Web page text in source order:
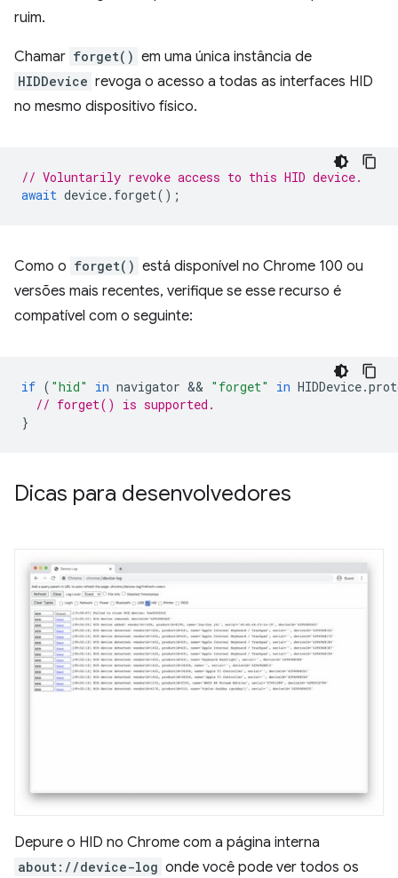
ruim.
Chamar forget() em uma única instância de
HIDDevice revoga o acesso a todas as interfaces HID
no mesmo dispositivo físico.
// Voluntarily revoke access to this HID device.
await device. forget();
Como o forget() está disponível no Chrome 100 ou
versões mais recentes, verifique se esse recurso é
compatível com o seguinte:
if ( "hid" in navigator && "forget" in HIDDevice.
// forget() is supported.
}
Dicas para desenvolvedores
Depure o HID no Chrome com a página interna
about://device-log onde você pode ver todos os